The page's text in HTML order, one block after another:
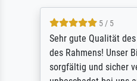
5 / 5
Sehr gute Qualität
des Rahmens! Unser
sorgfältig und sicher